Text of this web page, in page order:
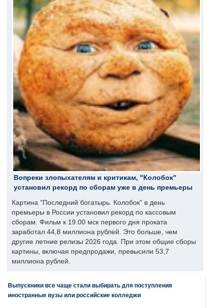
Вопреки злопыхателям и критикам, "Колобок"
установил рекорд по сборам уже в день премьеры
Картина "Последний богатырь. Колобок" в день
премьеры в России установил рекорд по кассовым
сборам. Фильм к 19.00 мск первого дня проката
заработал 44,8 миллиона рублей. Это больше, чем
другие летние релизы 2026 года. При этом общие сборы
картины, включая предпродажи, превысили 53,7
миллиона рублей.
Выпускники все чаще стали выбирать для поступления
иностранные вузы или российские колледжи